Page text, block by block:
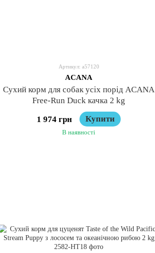
Артикул: a57120
ACANA
Сухий корм для собак усіх порід ACANA
Free-Run Duck качка 2 kg
1 974 грн
Купити
В наявності